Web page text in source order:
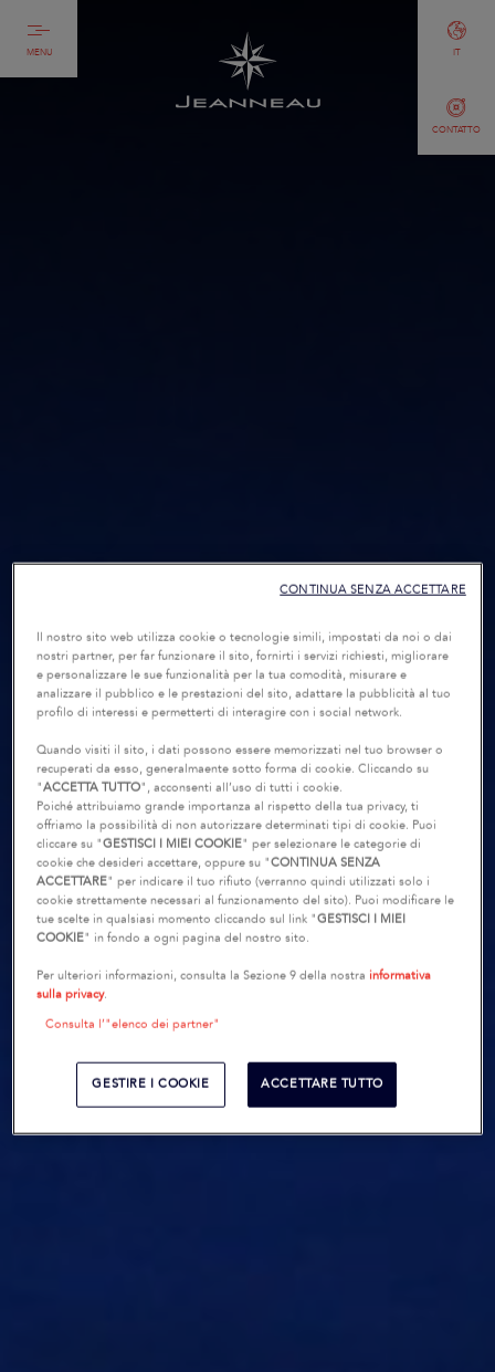
MENU
CONTATTO
IT
Il nostro sito web utilizza cookie o tecnologie simili, impostati da noi o dai
nostri partner, per far funzionare il sito, fornirti i servizi richiesti, migliorare
e personalizzare le sue funzionalità per la tua comodità, misurare e
analizzare il pubblico e le prestazioni del sito, adattare la pubblicità al tuo
profilo di interessi e permetterti di interagire con i social network.
Quando visiti il sito, i dati possono essere memorizzati nel tuo browser o
recuperati da esso, generalmaente sotto forma di cookie. Cliccando su
"ACCETTA TUTTO", acconsenti all’uso di tutti i cookie.
Poiché attribuiamo grande importanza al rispetto della tua privacy, ti
offriamo la possibilità di non autorizzare determinati tipi di cookie. Puoi
cliccare su "GESTISCI I MIEI COOKIE" per selezionare le categorie di
cookie che desideri accettare, oppure su "CONTINUA SENZA
ACCETTARE" per indicare il tuo rifiuto (verranno quindi utilizzati solo i
cookie strettamente necessari al funzionamento del sito). Puoi modificare le
tue scelte in qualsiasi momento cliccando sul link "GESTISCI I MIEI
COOKIE" in fondo a ogni pagina del nostro sito.
Per ulteriori informazioni, consulta la Sezione 9 della nostra informativa
sulla privacy.
Consulta l’"elenco dei partner"
GESTIRE I COOKIE ACCETTARE TUTTO
CONTINUA SENZA ACCETTARE